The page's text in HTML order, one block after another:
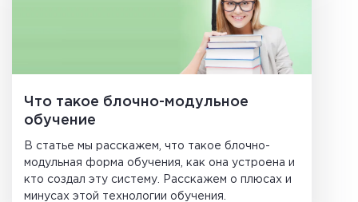
Что такое блочно-модульное
обучение
В статье мы расскажем, что такое блочно-
модульная форма обучения, как она устроена и
кто создал эту систему. Расскажем о плюсах и
минусах этой технологии обучения.